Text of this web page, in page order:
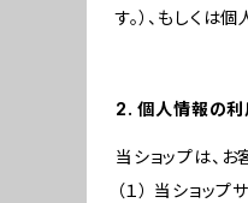
す。）、もしくは
2. 個人情報の利
当ショップは、
（１） 当ショッ